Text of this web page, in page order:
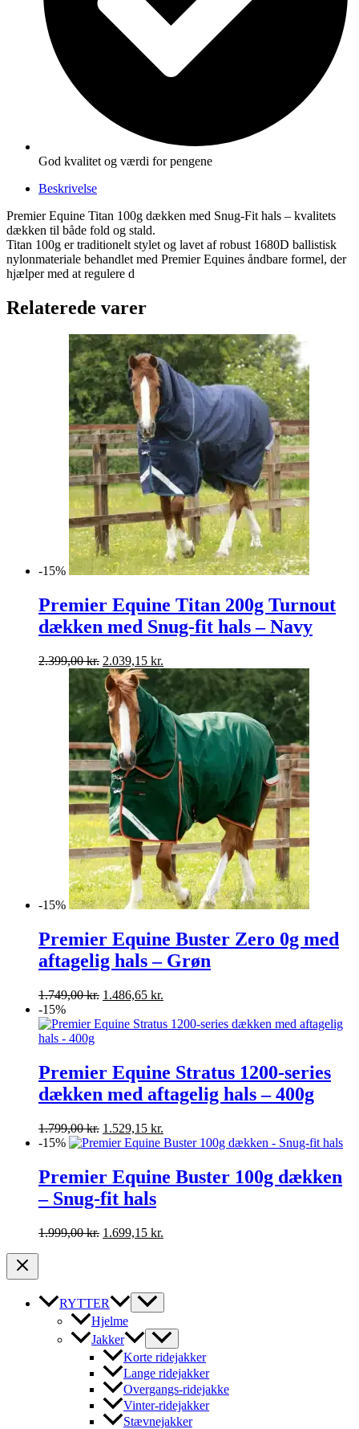
God kvalitet og værdi for pengene
Beskrivelse
Premier Equine Titan 100g dækken med Snug-Fit hals – kvalitets
dækken til både fold og stald.
Titan 100g er traditionelt stylet og lavet af robust 1680D ballistisk
nylonmateriale behandlet med Premier Equines åndbare formel, der
hjælper med at regulere d
Relaterede varer
-15%
Premier Equine Titan 200g Turnout
dækken med Snug-fit hals – Navy
2.399,00kr. Den
oprindelige
pris
var:
2.399,00 kr..
2.039,15 kr.
aktuelle
pris
er:
2.039,15 kr..
-15%
Premier Equine Buster Zero 0g med
aftagelig hals – Grøn
1.749,00kr. Den
pris
1.486,65 kr.
pris
-15%
Premier Equine Stratus 1200-series
dækken med aftagelig hals – 400g
1.799,00kr. Den
oprindelige
var:
1.799,00 kr..
1.529,15 kr.
aktuelle
1.529,15 kr..
-15%
Premier Equine Buster 100g dækken
– Snug-fit hals
1.999,00kr. Den
1.999,00 kr..
1.699,15 kr.
1.699,15 kr..
RYTTER
Hjelme
Jakker
Korte ridejakker
Lange ridejakker
Overgangs-ridejakke
Vinter-ridejakker
Stævnejakker